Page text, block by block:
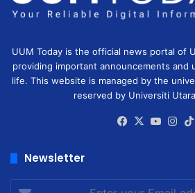
UUM Today is the official news portal of
providing important announcements and
life. This website is managed by the
reserved by Universiti
Facebook
X
Newsletter
Enter